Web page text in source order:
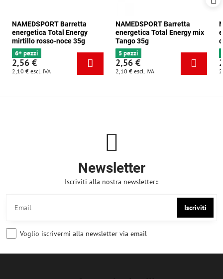
NAMEDSPORT Barretta
energetica Total Energy
mirtillo rosso-noce 35g
6+ pezzi
2,56 €
2,10 € escl. IVA
NAMEDSPORT Barretta
energetica Total Energy mix
Tango 35g
5 pezzi
2,56 €
2,10 € escl. IVA
Newsletter
Iscriviti alla nostra newsletter::
Iscriviti
Voglio iscrivermi alla newsletter via email